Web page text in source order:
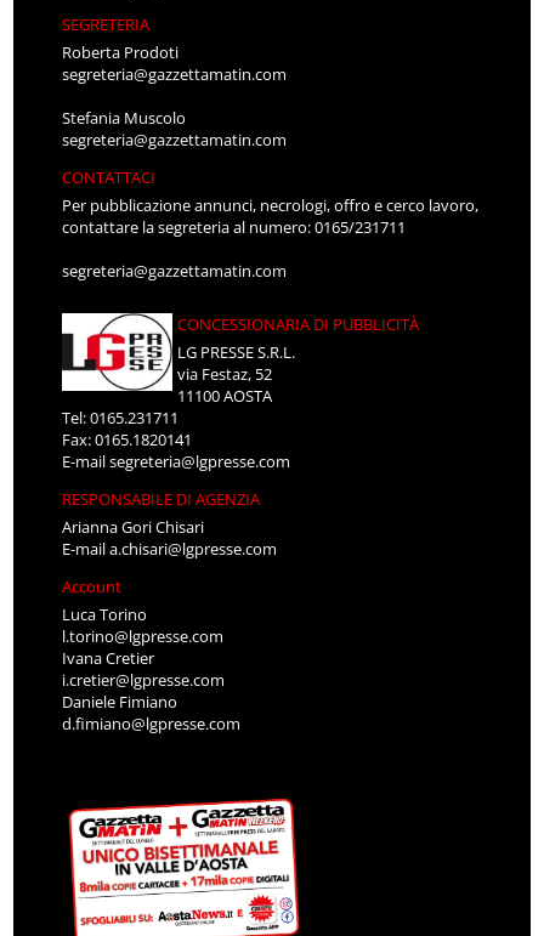
SEGRETERIA
Roberta Prodoti
segreteria@gazzettamatin.com
Stefania Muscolo
segreteria@gazzettamatin.com
CONTATTACI
Per pubblicazione annunci, necrologi, offro e cerco lavoro,
contattare la segreteria al numero: 0165/231711
segreteria@gazzettamatin.com
CONCESSIONARIA DI PUBBLICITÀ
LG PRESSE S.R.L.
via Festaz, 52
11100 AOSTA
Tel: 0165.231711
Fax: 0165.1820141
E-mailsegreteria@lgpresse.com
RESPONSABILE DI AGENZIA
Arianna Gori Chisari
E-maila.chisari@lgpresse.com
Account
Luca Torino
l.torino@lgpresse.com
Ivana Cretier
i.cretier@lgpresse.com
Daniele Fimiano
d.fimiano@lgpresse.com